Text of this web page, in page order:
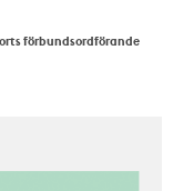
förbundsordförande